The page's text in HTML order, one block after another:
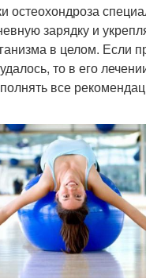
остеохондроза
зарядку и
в целом. Если
то в его
все